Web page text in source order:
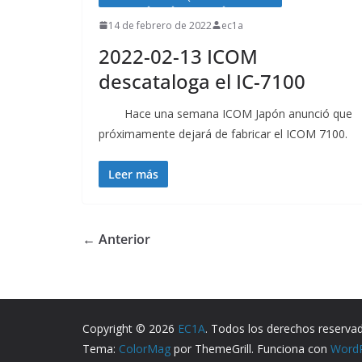
14 de febrero de 2022 ec1a
2022-02-13 ICOM
descataloga el IC-7100
Hace una semana ICOM Japón anunció que
próximamente dejará de fabricar el ICOM 7100.
Leer más
← Anterior
Copyright © 2026 EC1A. Todos los derechos
Tema: ColorMag por ThemeGrill. Funciona con